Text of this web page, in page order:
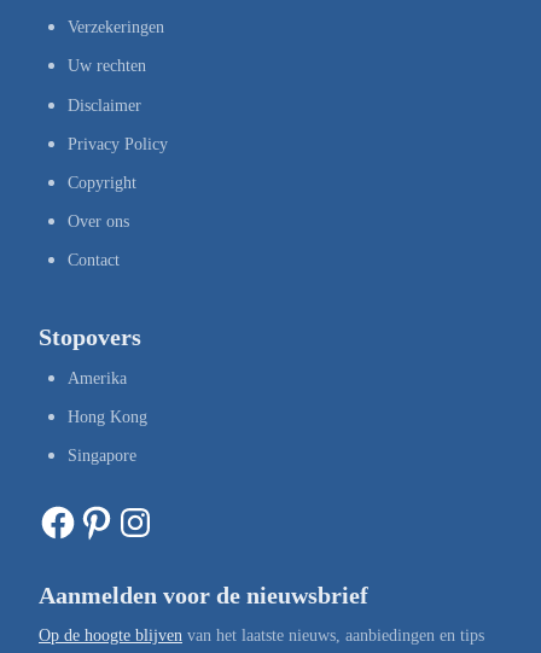
Verzekeringen
Uw rechten
Disclaimer
Privacy Policy
Copyright
Over ons
Contact
Stopovers
Amerika
Hong Kong
Singapore
Facebook Pinterest Instagram
Aanmelden voor de nieuwsbrief
Op de hoogte blijven van het laatste nieuws, aanbiedingen en tips